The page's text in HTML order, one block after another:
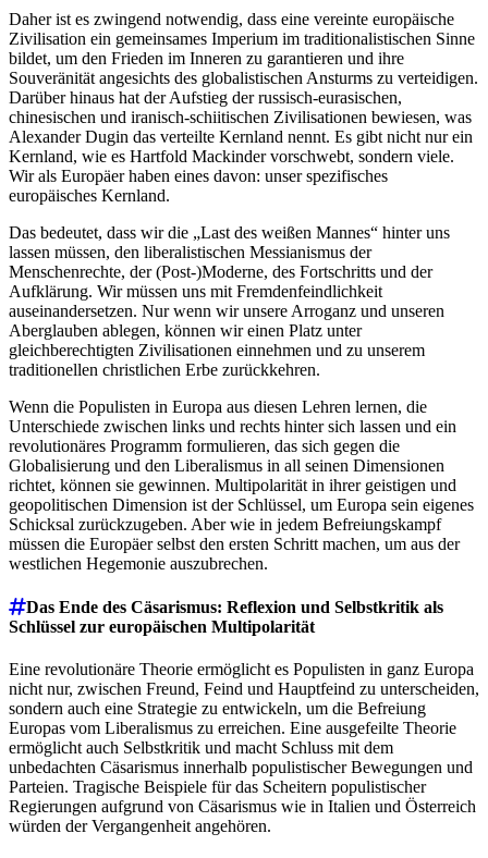
Daher ist es zwingend notwendig, dass eine vereinte europäische
Zivilisation ein gemeinsames Imperium im traditionalistischen Sinne
bildet, um den Frieden im Inneren zu garantieren und ihre
Souveränität angesichts des globalistischen Ansturms zu verteidigen.
Darüber hinaus hat der Aufstieg der russisch-eurasischen,
chinesischen und iranisch-schiitischen Zivilisationen bewiesen, was
Alexander Dugin das verteilte Kernland nennt. Es gibt nicht nur ein
Kernland, wie es Hartfold Mackinder vorschwebt, sondern viele.
Wir als Europäer haben eines davon: unser spezifisches
europäisches Kernland.
Das bedeutet, dass wir die „Last des weißen Mannes“ hinter uns
lassen müssen, den liberalistischen Messianismus der
Menschenrechte, der (Post-)Moderne, des Fortschritts und der
Aufklärung. Wir müssen uns mit Fremdenfeindlichkeit
auseinandersetzen. Nur wenn wir unsere Arroganz und unseren
Aberglauben ablegen, können wir einen Platz unter
gleichberechtigten Zivilisationen einnehmen und zu unserem
traditionellen christlichen Erbe zurückkehren.
Wenn die Populisten in Europa aus diesen Lehren lernen, die
Unterschiede zwischen links und rechts hinter sich lassen und ein
revolutionäres Programm formulieren, das sich gegen die
Globalisierung und den Liberalismus in all seinen Dimensionen
richtet, können sie gewinnen. Multipolarität in ihrer geistigen und
geopolitischen Dimension ist der Schlüssel, um Europa sein eigenes
Schicksal zurückzugeben. Aber wie in jedem Befreiungskampf
müssen die Europäer selbst den ersten Schritt machen, um aus der
westlichen Hegemonie auszubrechen.
Das Ende des Cäsarismus: Reflexion und Selbstkritik als
Schlüssel zur europäischen Multipolarität
Eine revolutionäre Theorie ermöglicht es Populisten in ganz Europa
nicht nur, zwischen Freund, Feind und Hauptfeind zu unterscheiden,
sondern auch eine Strategie zu entwickeln, um die Befreiung
Europas vom Liberalismus zu erreichen. Eine ausgefeilte Theorie
ermöglicht auch Selbstkritik und macht Schluss mit dem
unbedachten Cäsarismus innerhalb populistischer Bewegungen und
Parteien. Tragische Beispiele für das Scheitern populistischer
Regierungen aufgrund von Cäsarismus wie in Italien und Österreich
würden der Vergangenheit angehören.